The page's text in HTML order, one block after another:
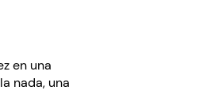
en una
nada, una